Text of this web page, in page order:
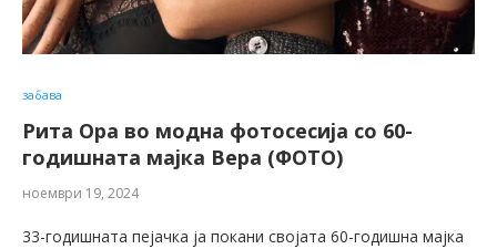
забава
Рита Ора во модна фотосесија со 60-
годишната мајка Вера (ФОТО)
ноември 19, 2024
33-годишната пејачка ја покани својата 60-годишна мајка